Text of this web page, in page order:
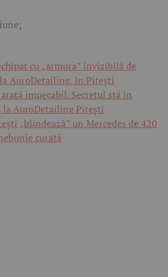
cu „armură” invizibilă de
AuroDetailing, în Pitești
impecabil. Secretul stă în
la AuroDetailing Pitești
„blindează” un Mercedes de 420
curată